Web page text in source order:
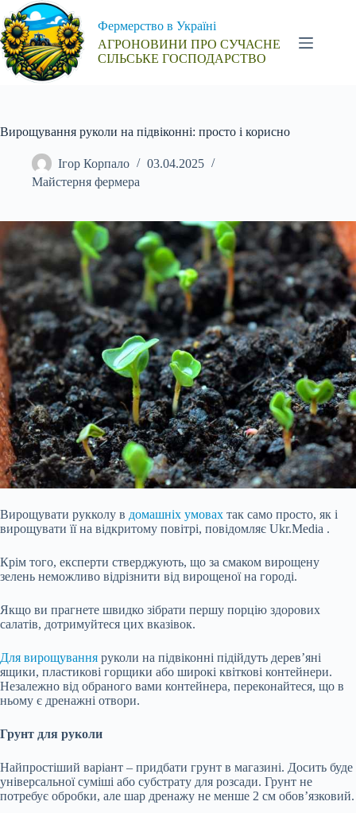
Перейти
до
вмісту
Фермерство в Україні
АГРОНОВИНИ ПРО СУЧАСНЕ
СІЛЬСЬКЕ ГОСПОДАРСТВО
Вирощування руколи на підвіконні: просто і корисно
Ігор Корпало
03.04.2025
Майстерня фермера
Вирощувати рукколу в домашніх умовах так само просто, як і
вирощувати її на відкритому повітрі, повідомляє Ukr.Media .
Крім того, експерти стверджують, що за смаком вирощену
зелень неможливо відрізнити від вирощеної на городі.
Якщо ви прагнете швидко зібрати першу порцію здорових
салатів, дотримуйтеся цих вказівок.
Для вирощування руколи на підвіконні підійдуть дерев’яні
ящики, пластикові горщики або широкі квіткові контейнери.
Незалежно від обраного вами контейнера, переконайтеся, що в
ньому є дренажні отвори.
Грунт для руколи
Найпростіший варіант – придбати грунт в магазині. Досить буде
універсальної суміші або субстрату для розсади. Грунт не
потребує обробки, але шар дренажу не менше 2 см обов’язковий.